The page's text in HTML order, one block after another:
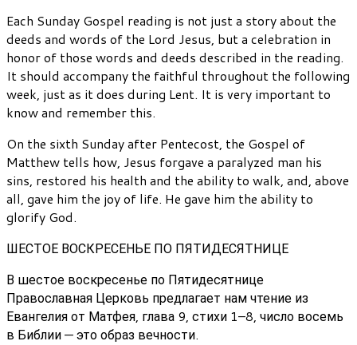
Each Sunday Gospel reading is not just a story about the
deeds and words of the Lord Jesus, but a celebration in
honor of those words and deeds described in the reading.
It should accompany the faithful throughout the following
week, just as it does during Lent. It is very important to
know and remember this.
On the sixth Sunday after Pentecost, the Gospel of
Matthew tells how, Jesus forgave a paralyzed man his
sins, restored his health and the ability to walk, and, above
all, gave him the joy of life. He gave him the ability to
glorify God.
ШЕСТОЕ ВОСКРЕСЕНЬЕ ПО ПЯТИДЕСЯТНИЦЕ
В шестое воскресенье по Пятидесятнице
Православная Церковь предлагает нам чтение из
Евангелия от Матфея, глава 9, стихи 1–8, число восемь
в Библии — это образ вечности.